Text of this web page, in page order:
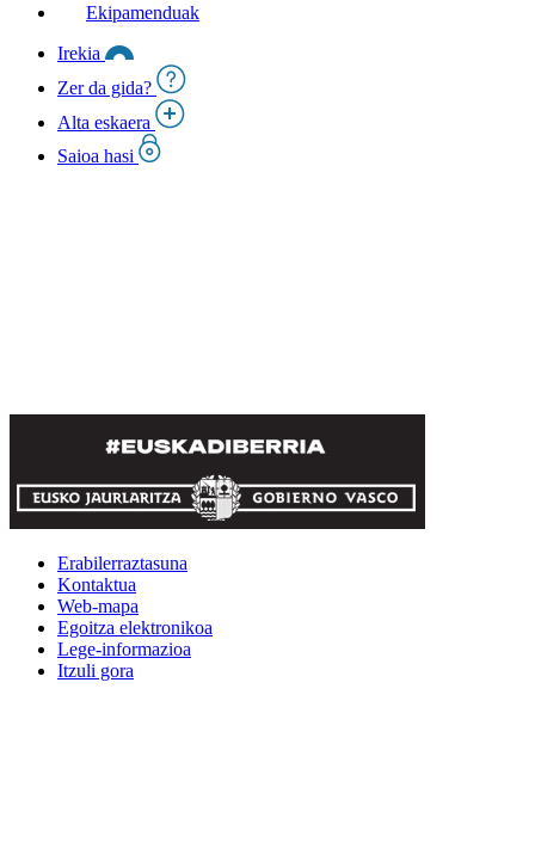
Ekipamenduak
Irekia
Zer da gida?
Alta eskaera
Saioa hasi
Erabilerraztasuna
Kontaktua
Web-mapa
Egoitza elektronikoa
Lege-informazioa
Itzuli gora